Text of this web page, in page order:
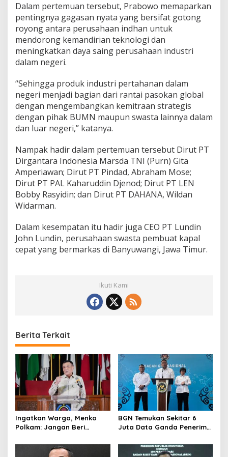
k
H
a
i
l
n
r
o
d
u
n
g
g
u
l
a
Dalam pertemuan tersebut, Prabowo memaparkan
pentingnya gagasan nyata yang bersifat gotong
royong antara perusahaan indhan untuk
mendorong kemandirian teknologi dan
meningkatkan daya saing perusahaan industri
dalam negeri.
“Sehingga produk industri pertahanan dalam
negeri menjadi bagian dari rantai pasokan global
dengan mengembangkan kemitraan strategis
dengan pihak BUMN maupun swasta lainnya dalam
dan luar negeri,” katanya.
Nampak hadir dalam pertemuan tersebut Dirut PT
Dirgantara Indonesia Marsda TNI (Purn) Gita
Amperiawan; Dirut PT Pindad, Abraham Mose;
Dirut PT PAL Kaharuddin Djenod; Dirut PT LEN
Bobby Rasyidin; dan Dirut PT DAHANA, Wildan
Widarman.
Dalam kesempatan itu hadir juga CEO PT Lundin
John Lundin, perusahaan swasta pembuat kapal
cepat yang bermarkas di Banyuwangi, Jawa Timur.
Ikuti Kami
Berita Terkait
Ingatkan Warga, Menko
Polkam: Jangan Beri
Lebih Dulu
BGN Temukan Sekitar 6
Juta Data Ganda Penerima
Sudaryono